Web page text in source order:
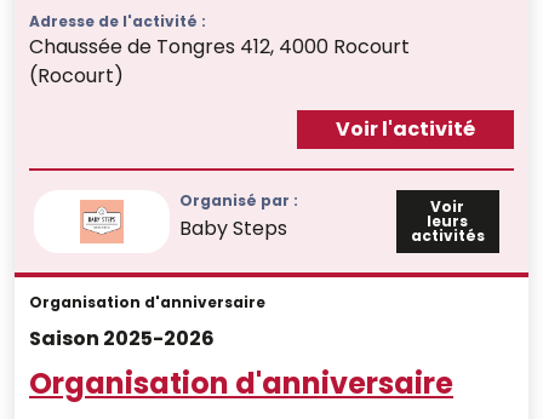
Organisé par :
Baby Steps
Voir
leurs
activités
Adresse de l'activité :
Chaussée de Tongres 412, 4000 Rocourt
(Rocourt)
Voir l'activité
Organisation d'anniversaire
Saison 2025-2026
Organisation d'anniversaire